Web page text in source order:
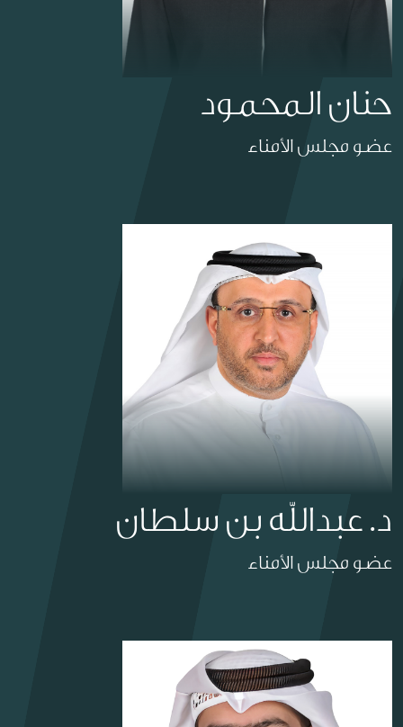
حنان المحمود
عضو مجلس الأمناء
د. عبدالله بن سلطان
عضو مجلس الأمناء